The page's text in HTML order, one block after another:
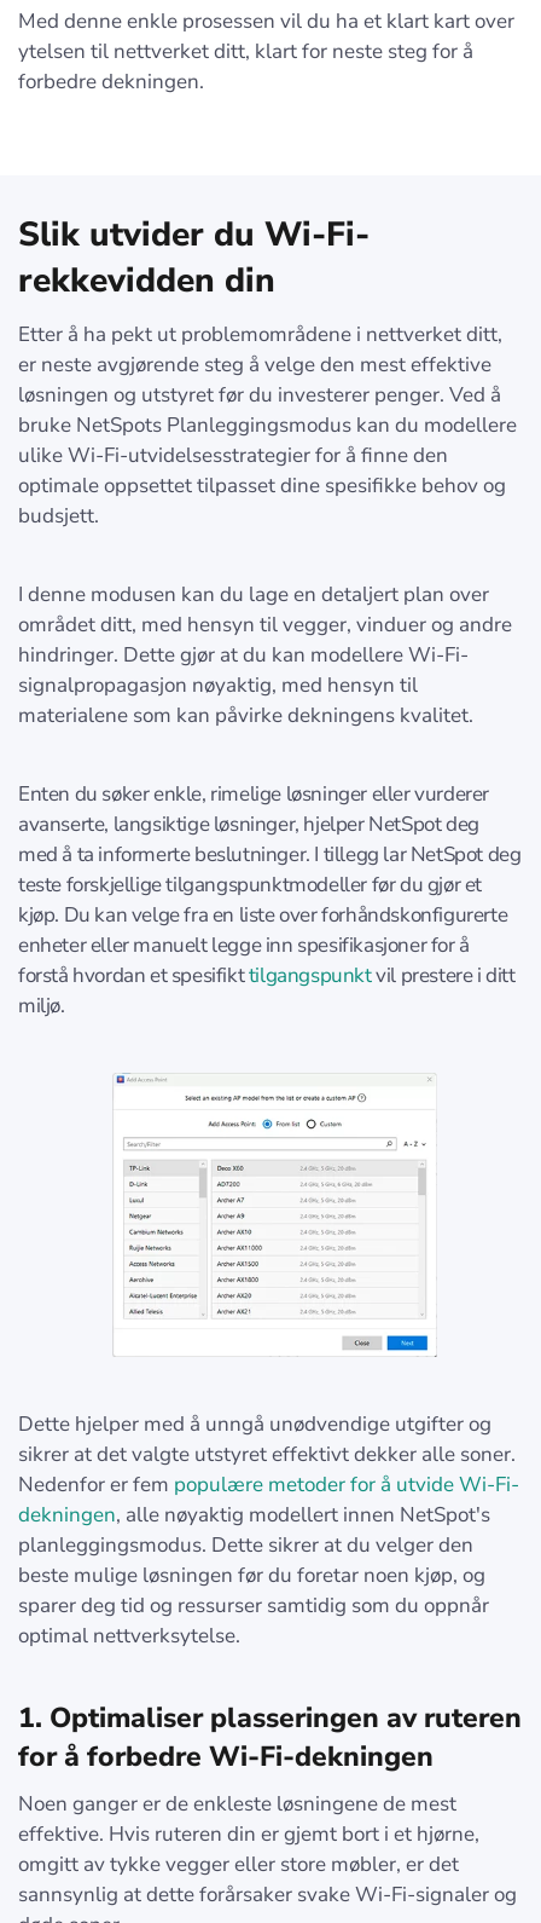
Med denne enkle prosessen vil du ha et klart kart over
ytelsen til nettverket ditt, klart for neste steg for å
forbedre dekningen.
Slik utvider du Wi-Fi-
rekkevidden din
Etter å ha pekt ut problemområdene i nettverket ditt,
er neste avgjørende steg å velge den mest effektive
løsningen og utstyret før du investerer penger. Ved å
bruke NetSpots Planleggingsmodus kan du modellere
ulike Wi-Fi-utvidelsesstrategier for å finne den
optimale oppsettet tilpasset dine spesifikke behov og
budsjett.
I denne modusen kan du lage en detaljert plan over
området ditt, med hensyn til vegger, vinduer og andre
hindringer. Dette gjør at du kan modellere Wi-Fi-
signalpropagasjon nøyaktig, med hensyn til
materialene som kan påvirke dekningens kvalitet.
Enten du søker enkle, rimelige løsninger eller vurderer
avanserte, langsiktige løsninger, hjelper NetSpot deg
med å ta informerte beslutninger. I tillegg lar NetSpot deg
teste forskjellige tilgangspunktmodeller før du gjør et
kjøp. Du kan velge fra en liste over forhåndskonfigurerte
enheter eller manuelt legge inn spesifikasjoner for å
forstå hvordan et spesifikttilgangspunktvil prestere i ditt
miljø.
Dette hjelper med å unngå unødvendige utgifter og
sikrer at det valgte utstyret effektivt dekker alle soner.
Nedenfor er fem populære metoder for å utvide Wi-Fi-
dekningen, alle nøyaktig modellert innen NetSpot's
planleggingsmodus. Dette sikrer at du velger den
beste mulige løsningen før du foretar noen kjøp, og
sparer deg tid og ressurser samtidig som du oppnår
optimal nettverksytelse.
1. Optimaliser plasseringen av ruteren
for å forbedre Wi-Fi-dekningen
Noen ganger er de enkleste løsningene de mest
effektive. Hvis ruteren din er gjemt bort i et hjørne,
omgitt av tykke vegger eller store møbler, er det
sannsynlig at dette forårsaker svake Wi-Fi-signaler og